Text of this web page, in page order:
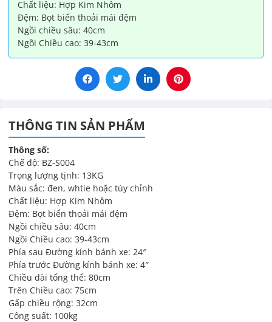
Chất liệu: Hợp Kim Nhôm
Đệm: Bọt biển thoải mái đệm
Ngồi chiều sâu: 40cm
Ngồi Chiều cao: 39-43cm
THÔNG TIN SẢN PHẨM
Thông số:
Chế độ: BZ-S004
Trọng lượng tịnh: 13KG
Màu sắc: đen, whtie hoặc tùy chỉnh
Chất liệu: Hợp Kim Nhôm
Đệm: Bọt biển thoải mái đệm
Ngồi chiều sâu: 40cm
Ngồi Chiều cao: 39-43cm
Phía sau Đường kính bánh xe: 24″
Phía trước Đường kính bánh xe: 4″
Chiều dài tổng thể: 80cm
Trên Chiều cao: 75cm
Gấp chiều rộng: 32cm
Công suất: 100kg